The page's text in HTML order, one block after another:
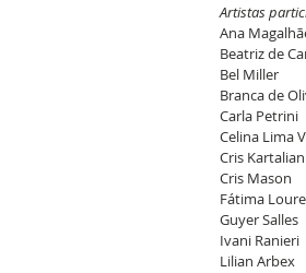
Artistas
Ana
Beatriz de
Bel Miller
Branca de
Carla Petrini
Celina Lima
Cris Kartalian
Cris Mason
Fátima
Guyer Salles
Ivani Ranieri
Lilian Arbex